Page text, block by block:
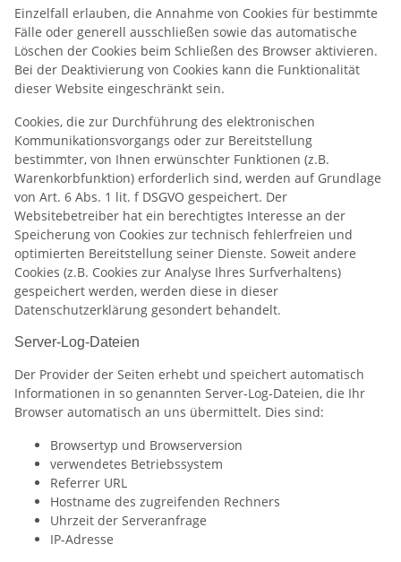
Einzelfall erlauben, die Annahme von Cookies für bestimmte
Fälle oder generell ausschließen sowie das automatische
Löschen der Cookies beim Schließen des Browser aktivieren.
Bei der Deaktivierung von Cookies kann die Funktionalität
dieser Website eingeschränkt sein.
Cookies, die zur Durchführung des elektronischen
Kommunikationsvorgangs oder zur Bereitstellung
bestimmter, von Ihnen erwünschter Funktionen (z.B.
Warenkorbfunktion) erforderlich sind, werden auf Grundlage
von Art. 6 Abs. 1 lit. f DSGVO gespeichert. Der
Websitebetreiber hat ein berechtigtes Interesse an der
Speicherung von Cookies zur technisch fehlerfreien und
optimierten Bereitstellung seiner Dienste. Soweit andere
Cookies (z.B. Cookies zur Analyse Ihres Surfverhaltens)
gespeichert werden, werden diese in dieser
Datenschutzerklärung gesondert behandelt.
Server-Log-Dateien
Der Provider der Seiten erhebt und speichert automatisch
Informationen in so genannten Server-Log-Dateien, die Ihr
Browser automatisch an uns übermittelt. Dies sind:
Browsertyp und Browserversion
verwendetes Betriebssystem
Referrer URL
Hostname des zugreifenden Rechners
Uhrzeit der Serveranfrage
IP-Adresse